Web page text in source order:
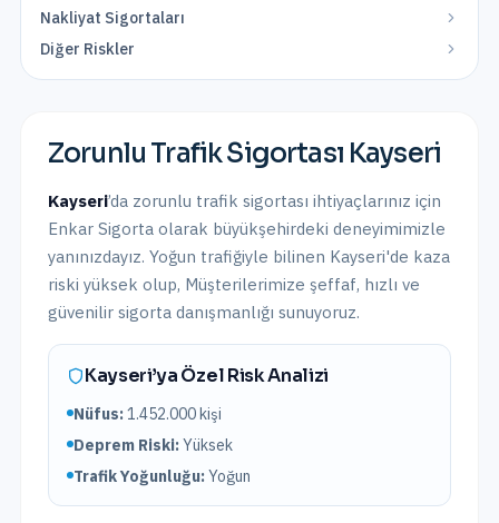
Nakliyat Sigortaları
Diğer Riskler
Zorunlu Trafik Sigortası Kayseri
Kayseri’da zorunlu trafik sigortası ihtiyaçlarınız için
Enkar Sigorta olarak büyükşehirdeki deneyimimizle
yanınızdayız. Yoğun trafiğiyle bilinen Kayseri'de kaza
riski yüksek olup, Müşterilerimize şeffaf, hızlı ve
güvenilir sigorta danışmanlığı sunuyoruz.
Kayseri’ya Özel Risk Analizi
Nüfus:1.452.000kişi
Deprem Riski:Yüksek
Trafik Yoğunluğu:Yoğun